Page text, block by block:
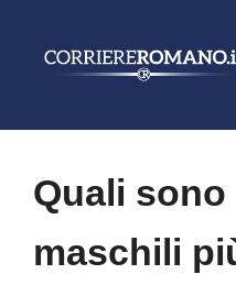
Quali sono
maschili